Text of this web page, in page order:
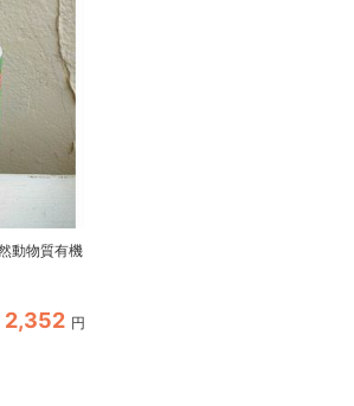
動物質有機
2,352 円